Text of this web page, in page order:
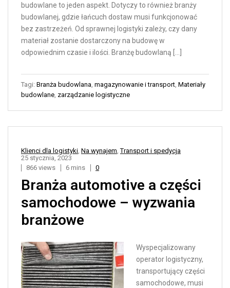
budowlane to jeden aspekt. Dotyczy to również branży
budowlanej, gdzie łańcuch dostaw musi funkcjonować
bez zastrzeżeń. Od sprawnej logistyki zależy, czy dany
materiał zostanie dostarczony na budowę w
odpowiednim czasie i ilości. Branżę budowlaną […]
Tagi: Branża budowlana, magazynowanie i transport, Materiały
budowlane, zarządzanie logistyczne
Klienci dla logistyki, Na wynajem,Transport i spedycja
25 stycznia, 2023
866 views
6 mins 0
Branża automotive a części
samochodowe – wyzwania
branżowe
Wyspecjalizowany
operator logistyczny,
transportujący części
samochodowe, musi